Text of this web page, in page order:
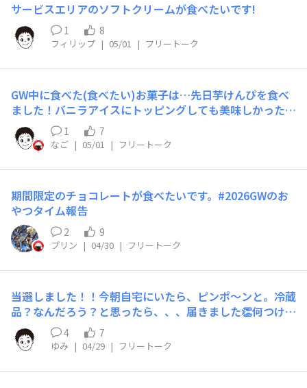
サービスエリアのソフトクリームが食べたいです!
1 8
フィリップ | 05/01 | フリートーク
GW中に食べた(食べたい)お菓子は…先日芋けんぴを食べ
ました！バニラアイスにトッピングしても美味しかったで
す^_^連休にはちょっとがんばって、スコーンを焼いてゆ
ったりしたいです😍
1 7
なご | 05/01 | フリートーク
期間限定のチョコレートが食べたいです。​#2026GWのお
やつタイム報告​
2 9
プリン | 04/30 | フリートーク
当選しました！！今朝自宅にいたら、ピンポ～ンと。冷蔵
品？なんだろう？と思ったら、、、届きました👏何つけよ
うか悩んでいます☺️
4 7
ゆみ | 04/29 | フリートーク